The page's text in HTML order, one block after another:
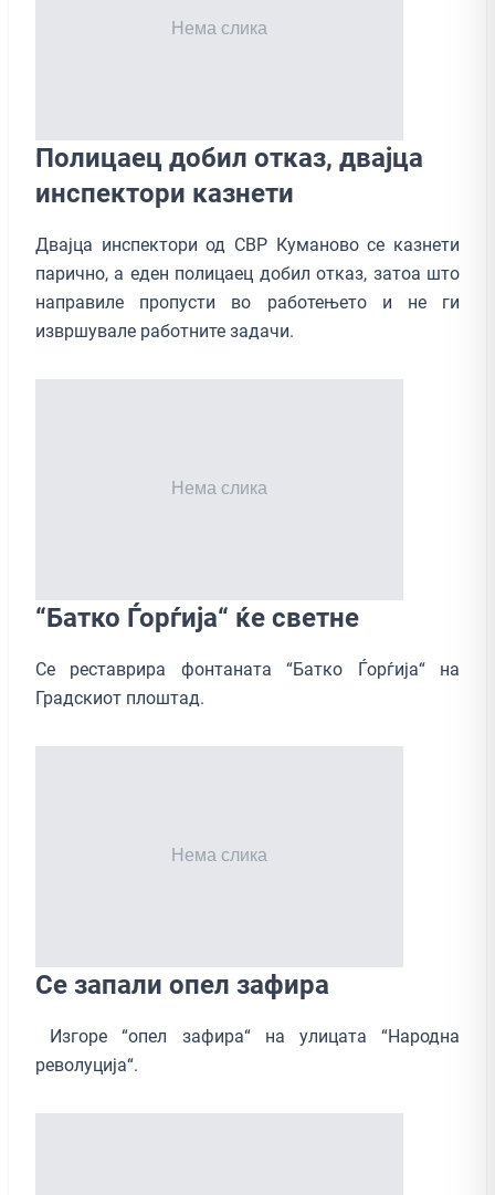
Полицаец добил отказ, двајца
инспектори казнети
Двајца инспектори од СВР Куманово се казнети
парично, а еден полицаец добил отказ, затоа што
направиле пропусти во работењето и не ги
извршувале работните задачи.
“Батко Ѓорѓија“ ќе светне
Се реставрира фонтаната “Батко Ѓорѓија“ на
Градскиот плоштад.
Се запали опел зафира
Изгоре “опел зафира“ на улицата “Народна
револуција“.